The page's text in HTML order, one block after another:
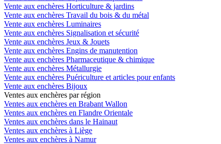
Vente aux enchères Horticulture & jardins
Vente aux enchères Travail du bois & du métal
Vente aux enchères Luminaires
Vente aux enchères Signalisation et sécurité
Vente aux enchères Jeux & Jouets
Vente aux enchères Engins de manutention
Vente aux enchères Pharmaceutique & chimique
Vente aux enchères Métallurgie
Vente aux enchères Puériculture et articles pour enfants
Vente aux enchères Bijoux
Ventes aux enchères par région
Ventes aux enchères en Brabant Wallon
Ventes aux enchères en Flandre Orientale
Ventes aux enchères dans le Hainaut
Ventes aux enchères à Liège
Ventes aux enchères à Namur